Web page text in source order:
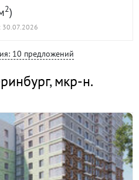
2)
30.07.2026
10 предложений
,мкр-н.